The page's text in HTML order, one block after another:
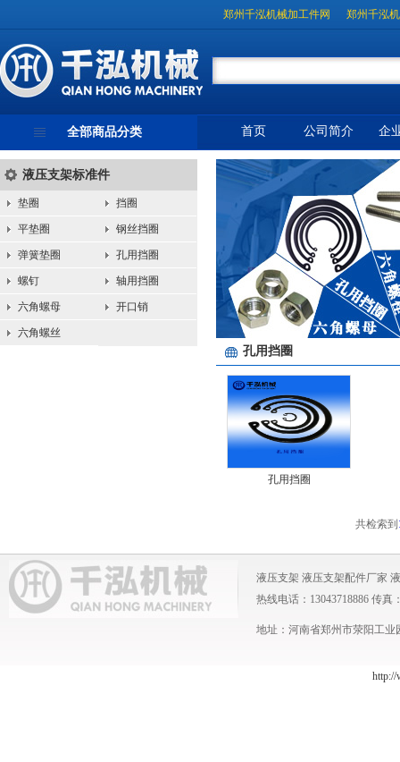
郑州千泓机械加工件网 郑州千泓
全部商品分类
液压支架标准件
垫圈 挡圈
平垫圈 钢丝挡圈
弹簧垫圈 孔用挡圈
螺钉 轴用挡圈
六角螺母 开口销
六角螺丝
首页 公司简介 企
孔用挡圈
孔用挡圈
共检索到
液压支架 液压支架配件厂家
热线电话：13043718886 传真
地址：河南省郑州市荥阳工业
http://